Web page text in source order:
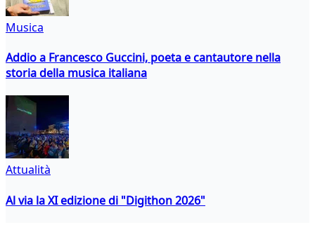
Musica
Addio a Francesco Guccini, poeta e cantautore nella
storia della musica italiana
Attualità
Al via la XI edizione di "Digithon 2026"